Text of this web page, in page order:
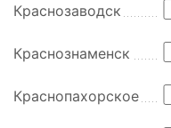
Краснозаводск
Краснознаменск
Краснопахорское